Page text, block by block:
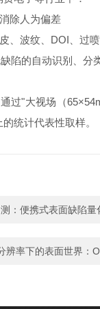
除人为偏差
、波纹、DOI、过
陷的自动识别、分
过"大视场（
统计代表性取样。
：便携式表面缺陷
辨率下的表面世界：